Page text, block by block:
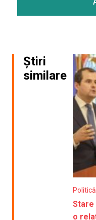
Știri
similare
Politică
Stare
o